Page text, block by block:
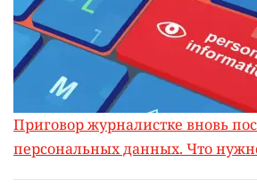
Приговор журналистке вновь
персональных данных. Что